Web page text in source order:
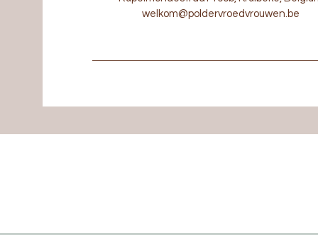
welkom@poldervroedvrouwen.be